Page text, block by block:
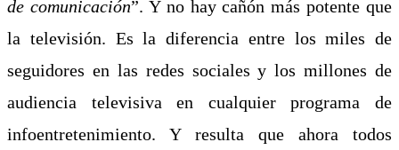
de comunicación”. Y no hay cañón más potente que
la televisión. Es la diferencia entre los miles de
seguidores en las redes sociales y los millones de
audiencia televisiva en cualquier programa de
infoentretenimiento. Y resulta que ahora todos